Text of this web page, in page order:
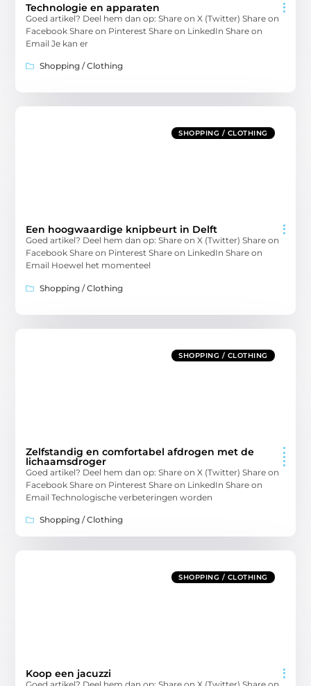
Technologie en apparaten
Goed artikel? Deel hem dan op: Share on X (Twitter) Share on
Facebook Share on Pinterest Share on LinkedIn Share on
Email Je kan er
Shopping / Clothing
SHOPPING / CLOTHING
Een hoogwaardige knipbeurt in Delft
Goed artikel? Deel hem dan op: Share on X (Twitter) Share on
Facebook Share on Pinterest Share on LinkedIn Share on
Email Hoewel het momenteel
Shopping / Clothing
SHOPPING / CLOTHING
Zelfstandig en comfortabel afdrogen met de
lichaamsdroger
Goed artikel? Deel hem dan op: Share on X (Twitter) Share on
Facebook Share on Pinterest Share on LinkedIn Share on
Email Technologische verbeteringen worden
Shopping / Clothing
SHOPPING / CLOTHING
Koop een jacuzzi